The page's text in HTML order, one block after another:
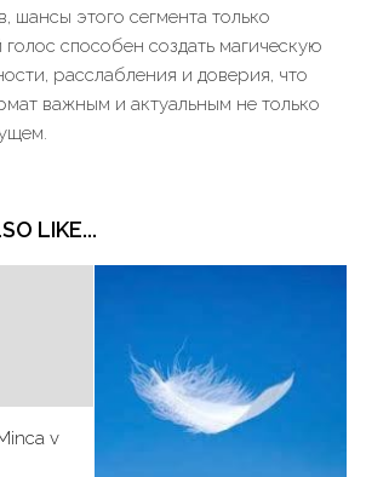
шансы этого сегмента только
способен создать магическую
расслабления и доверия, что
важным и актуальным не только
LIKE...
v